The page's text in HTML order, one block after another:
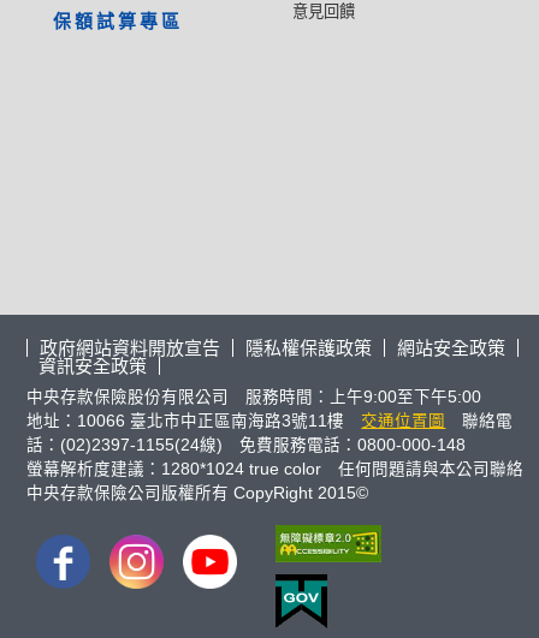
意見回饋
保額試算專區
政府網站資料開放宣告 隱私權保護政策
網站安全政策
資訊安全政策
中央存款保險股份有限公司 服務時間：上午9:00至下午5:00
地址：10066 臺北市中正區南海路3號11樓
交通位置圖
聯絡電
話：(02)2397-1155(24線) 免費服務電話：0800-000-148
螢幕解析度建議：1280*1024 true color 任何問題請與本公司聯絡
中央存款保險公司版權所有 CopyRight 2015©
youtube